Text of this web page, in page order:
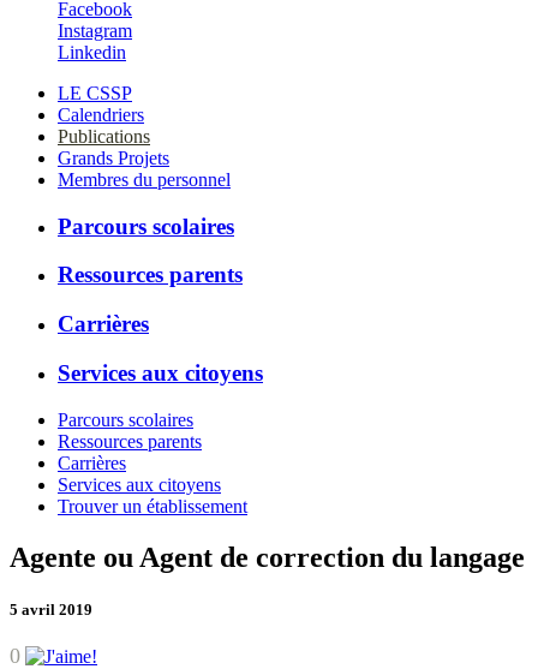
Facebook
Instagram
Linkedin
LE CSSP
Calendriers
Publications
Grands Projets
Membres du personnel
Parcours scolaires
Ressources parents
Carrières
Services aux citoyens
Parcours scolaires
Ressources parents
Carrières
Services aux citoyens
Trouver un établissement
Agente ou Agent de correction du langage
5 avril 2019
0